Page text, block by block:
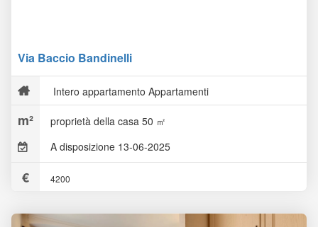
Via Baccio Bandinelli
Intero appartamento Appartamenti
proprietà della casa 50 ㎡
A disposizione 13-06-2025
4200